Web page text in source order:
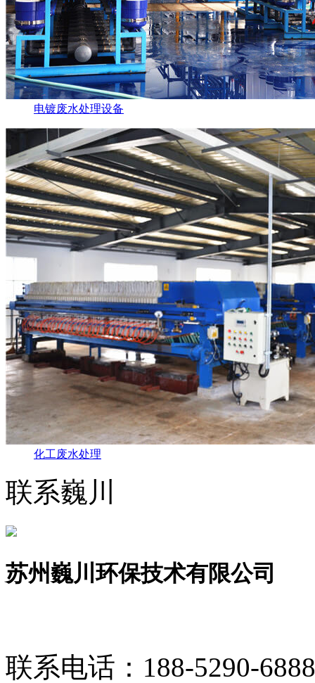
电镀废水处理设备
化工废水处理
联系巍川
苏州巍川环保技术有限公司
联系电话： 188-5290-6888